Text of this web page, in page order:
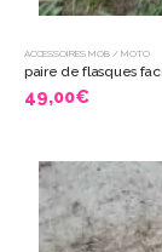
ACCESSOIRES MOB / MOTO
paire de flasques
49,00€